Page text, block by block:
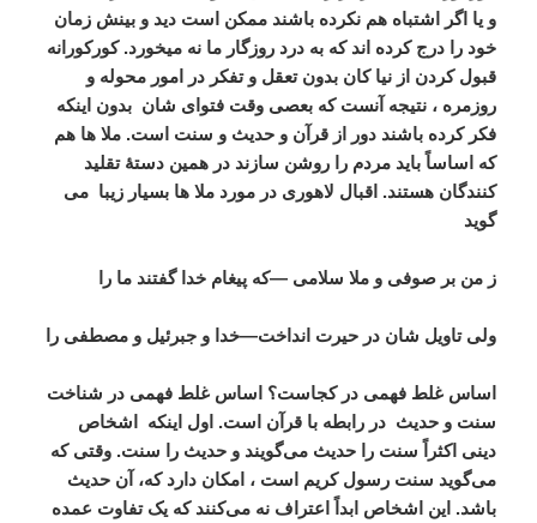
و یا اگر اشتباه هم نکرده باشند ممکن است دید و بینش زمان
خود را درج کرده اند که به درد روزگار ما نه میخورد. کورکورانه
قبول کردن از نیا کان بدون تعقل و تفکر در امور محوله و
روزمره ، نتیجه آنست که بعصی وقت فتوای شان بدون اینکه
فکر کرده باشند دور از قرآن و حدیث و سنت است. ملا ها هم
که اساساً باید مردم را روشن سازند در همین دستۀ تقلید
کنندگان هستند. اقبال لاهوری در مورد ملا ها بسیار زیبا می
گوید
ز من بر صوفی و ملا سلامی —که پیغام خدا گفتند ما را
ولی تاویل شان در حیرت انداخت—خدا و جبرئیل و مصطفی را
اساس غلط فهمی در کجاست؟ اساس غلط فهمی در شناخت
سنت و حدیث در رابطه با قرآن است. اول اینکه
اشخاص
دینی اکثراً سنت را حدیث می‌گویند و حدیث را سنت. وقتی که
می‌گوید سنت رسول کریم است ، امکان دارد که، آن حدیث
باشد. این اشخاص ابداً اعتراف نه می‌کنند که یک تفاوت عمده